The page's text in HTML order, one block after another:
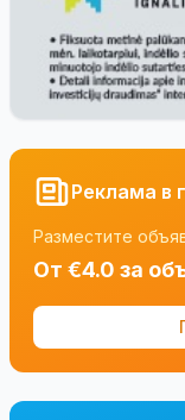
Реклама в
Разместите
От €4.0 за